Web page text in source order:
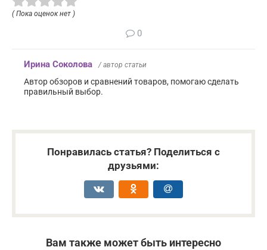
( Пока оценок нет )
0
Ирина Соколова / автор статьи
Автор обзоров и сравнений товаров, помогаю сделать
правильный выбор.
Понравилась статья? Поделиться с
друзьями:
Вам также может быть интересно